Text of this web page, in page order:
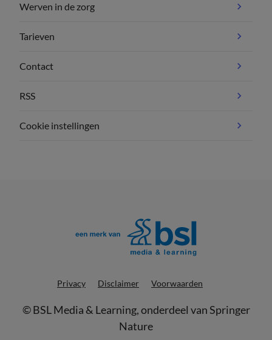
Werven in de zorg
Tarieven
Contact
RSS
Cookie instellingen
Privacy Disclaimer Voorwaarden
©BSL Media & Learning, onderdeel vanSpringer
Nature